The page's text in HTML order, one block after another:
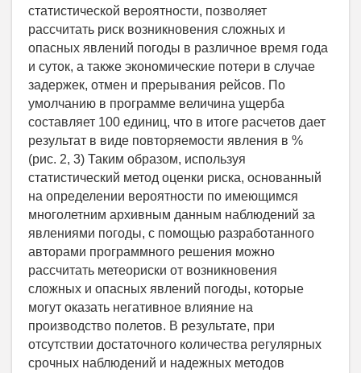
статистической вероятности, позволяет
рассчитать риск возникновения сложных и
опасных явлений погоды в различное время года
и суток, а также экономические потери в случае
задержек, отмен и прерывания рейсов. По
умолчанию в программе величина ущерба
составляет 100 единиц, что в итоге расчетов дает
результат в виде повторяемости явления в %
(рис. 2, 3) Таким образом, используя
статистический метод оценки риска, основанный
на определении вероятности по имеющимся
многолетним архивным данным наблюдений за
явлениями погоды, с помощью разработанного
авторами программного решения можно
рассчитать метеориски от возникновения
сложных и опасных явлений погоды, которые
могут оказать негативное влияние на
производство полетов. В результате, при
отсутствии достаточного количества регулярных
срочных наблюдений и надежных методов